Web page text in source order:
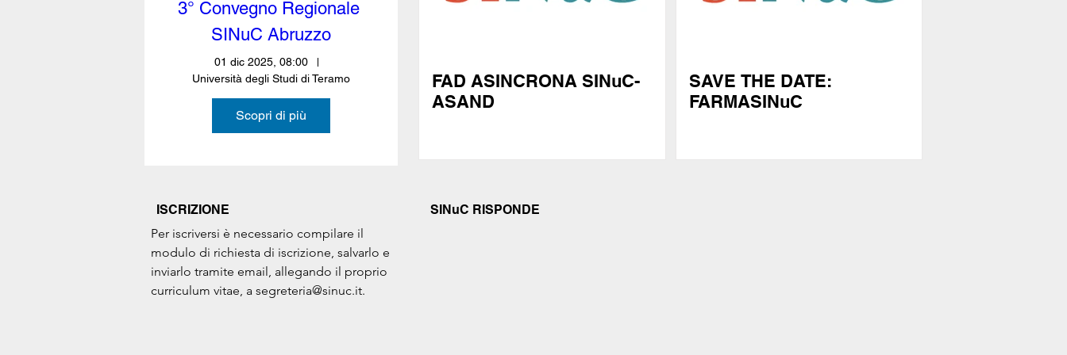
3° Convegno Regionale
SINuC Abruzzo
01 dic 2025, 08:00
Università degli Studi di Teramo
Scopri di più
FAD ASINCRONA SINuC-
ASAND
SAVE THE DATE:
FARMASINuC
ISCRIZIONE
Per iscriversi è necessario compilare il
modulo di richiesta di iscrizione, salvarlo e
inviarlo tramite email, allegando il proprio
curriculum vitae, a segreteria@sinuc.it.
SINuC RISPONDE